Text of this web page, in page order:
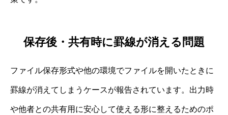
保存後・共有時に罫線が消える問題
ファイル保存形式や他の環境でファイルを開いたときに
罫線が消えてしまうケースが報告されています。出力時
や他者との共有用に安心して使える形に整えるためのポ